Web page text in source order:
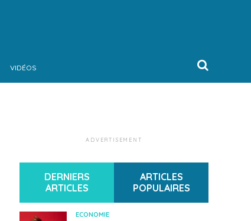
VIDÉOS
ADVERTISEMENT
DERNIERS
ARTICLES
ARTICLES
POPULAIRES
ECONOMIE